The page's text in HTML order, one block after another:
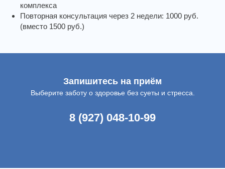
комплекса
Повторная консультация через 2 недели: 1000 руб.
(вместо 1500 руб.)
Запишитесь на приём
Выберите заботу о здоровье без суеты и стресса.
8 (927) 048-10-99